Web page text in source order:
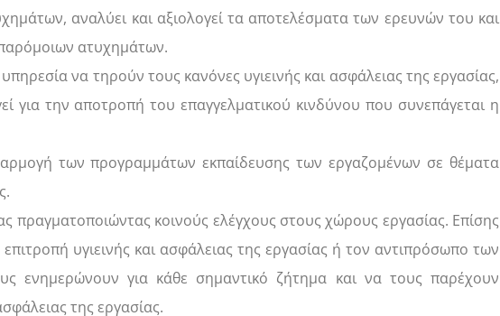
αναλύει και αξιολογεί τα αποτελέσματα των ερευνών του και
ατυχημάτων.
να τηρούν τους κανόνες υγιεινής και ασφάλειας της εργασίας,
για την αποτροπή του επαγγελματικού κινδύνου που συνεπάγεται η
των προγραμμάτων εκπαίδευσης των εργαζομένων σε θέματα
πραγματοποιώντας κοινούς ελέγχους στους χώρους εργασίας. Επίσης
υγιεινής και ασφάλειας της εργασίας ή τον αντιπρόσωπο των
ενημερώνουν για κάθε σημαντικό ζήτημα και να τους παρέχουν
της εργασίας.